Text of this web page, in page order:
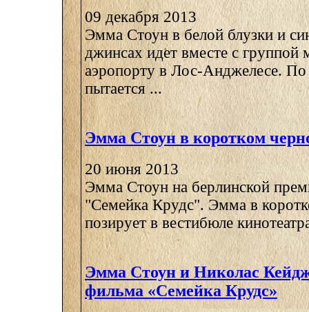
09 декабря 2013
Эмма Стоун в белой блузки и
джинсах идет вместе с группой
аэропорту в Лос-Анджелесе.
пытается ...
Эмма Стоун в коротком
20 июня 2013
Эмма Стоун на берлинской
"Семейка Крудс". Эмма в
позирует в вестибюле
Эмма Стоун и Николас
фильма «Семейка Крудс»